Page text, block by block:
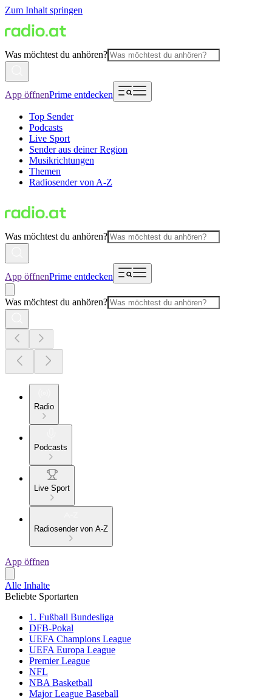
Zum Inhalt springen
Was möchtest du anhören?
App öffnenPrime entdecken
Top Sender
Podcasts
Live Sport
Sender aus deiner Region
Musikrichtungen
Themen
Radiosender von A-Z
Was möchtest du anhören?
App öffnenPrime entdecken
Was möchtest du anhören?
Radio
Podcasts
Live Sport
Radiosender von A-Z
App öffnen
Alle Inhalte
Beliebte Sportarten
1. Fußball Bundesliga
DFB-Pokal
UEFA Champions League
UEFA Europa League
Premier League
NFL
NBA Basketball
Major League Baseball